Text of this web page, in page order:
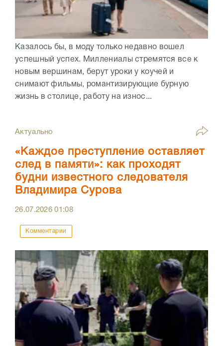
Казалось бы, в моду только недавно вошел
успешный успех. Миллениалы стремятся все к
новым вершинам, берут уроки у коучей и
снимают фильмы, романтизирующие бурную
жизнь в столице, работу на износ...
Актуально
«Каждое преступление оставляет
след в памяти»: как проходят
будни известного следователя
Владимира Сурова
26.07.202601:08
Комментарии